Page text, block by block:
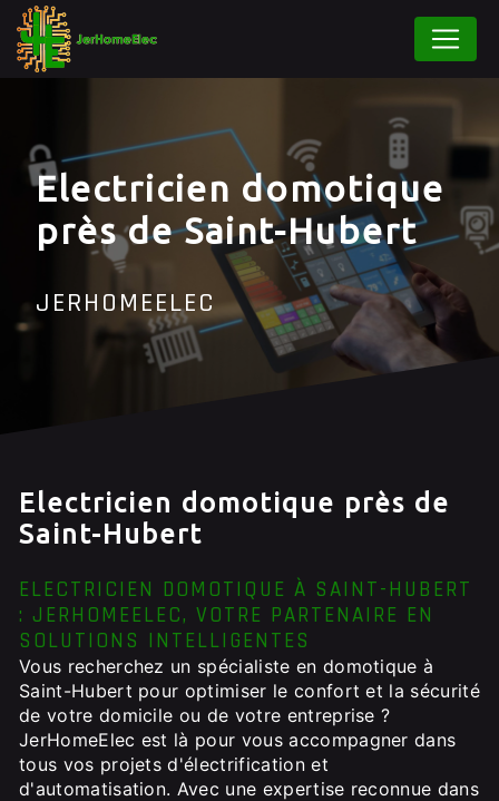
Electricien domotique
près de Saint-Hubert
JERHOMEELEC
Electricien domotique près de
Saint-Hubert
ELECTRICIEN DOMOTIQUE À SAINT-HUBERT
: JERHOMEELEC, VOTRE PARTENAIRE EN
SOLUTIONS INTELLIGENTES
Vous recherchez un spécialiste en domotique à
Saint-Hubert pour optimiser le confort et la sécurité
de votre domicile ou de votre entreprise ?
JerHomeElec est là pour vous accompagner dans
tous vos projets d'électrification et
d'automatisation. Avec une expertise reconnue dans
Panneau de gestion des cookies